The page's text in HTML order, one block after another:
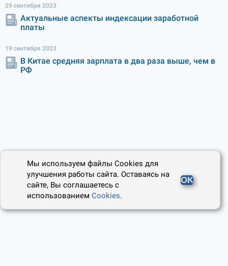
29 сентября 2023
Актуальные аспекты индексации заработной
платы
19 сентября 2023
В Китае средняя зарплата в два раза выше, чем в
РФ
Мы используем файлы Cookies для
улучшения работы сайта. Оставаясь на
сайте, Вы соглашаетесь с
использованиемCookies.
OK